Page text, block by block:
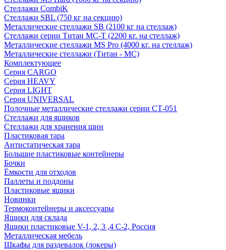
Стеллажи CombiK
Стеллажи SBL (750 кг на секцию)
Металлические стеллажи SB (2100 кг на стеллаж)
Стеллажи серии Титан МС-Т (2200 кг. на стеллаж)
Металлические стеллажи MS Pro (4000 кг. на стеллаж)
Металлические стеллажи (Титан - МС)
Комплектующее
Серия CARGO
Серия HEAVY
Серия LIGHT
Серия UNIVERSAL
Полочные металлические стеллажи серии СТ-051
Стеллажи для ящиков
Стеллажи для хранения шин
Пластиковая тара
Антистатическая тара
Большие пластиковые контейнеры
Бочки
Ёмкости для отходов
Паллеты и поддоны
Пластиковые ящики
Новинки
Термоконтейнеры и аксессуары
Ящики для склада
Ящики пластиковые V-1, 2, 3 ,4 С-2, Россия
Металлическая мебель
Шкафы для раздевалок (локеры)